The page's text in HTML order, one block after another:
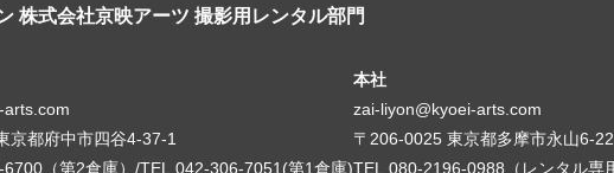
株式会社京映アーツ 撮影用レンタル部門
arts.com
京都府中市四谷4-37-1
（第2倉庫）/TEL.042-306-7051(第1倉庫)
本社
zai-liyon@kyoei-arts.com
〒206-0025 東京都多摩市永山6-
TEL.080-2196-0988（レンタル専